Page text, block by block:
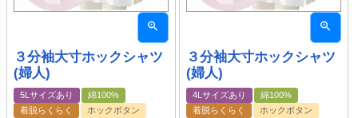
３分袖大寸ホックシャツ
(婦人)
5Lサイズあり
綿100%
着脱らくらく
ホックボタン
３分袖大寸ホックシャツ
(婦人)
4Lサイズあり
綿100%
着脱らくらく
ホックボタン